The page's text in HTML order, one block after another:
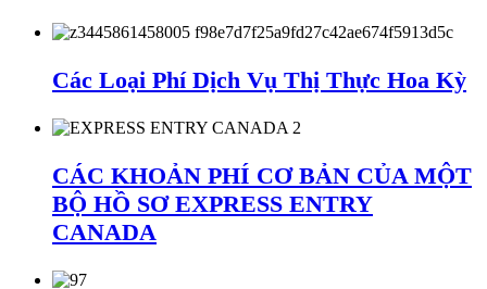
Các Loại Phí Dịch Vụ Thị Thực Hoa Kỳ
CÁC KHOẢN PHÍ CƠ BẢN CỦA MỘT
BỘ HỒ SƠ EXPRESS ENTRY
CANADA